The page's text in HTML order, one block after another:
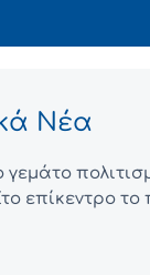
Νέα
γεμάτο
επίκεντρο